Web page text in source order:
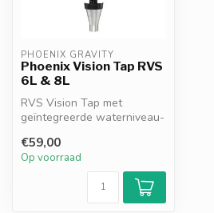
PHOENIX GRAVITY
Phoenix Vision Tap RVS
6L & 8L
RVS Vision Tap met
geïntegreerde waterniveau-
Phoenix Gr...
€59,00
Op voorraad